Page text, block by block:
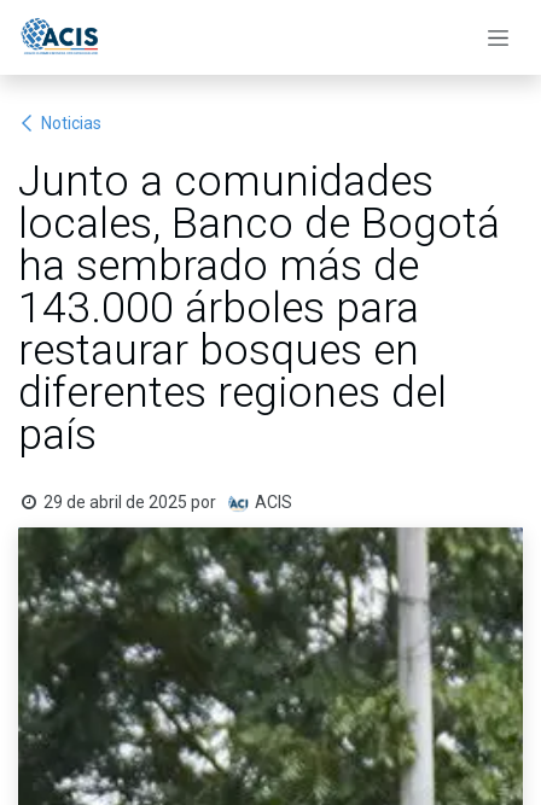
Noticias
Junto a comunidades
locales, Banco de Bogotá
ha sembrado más de
143.000 árboles para
restaurar bosques en
diferentes regiones del
país
29 de abril de 2025 por ACIS